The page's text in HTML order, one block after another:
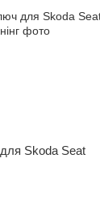
Skoda Seat